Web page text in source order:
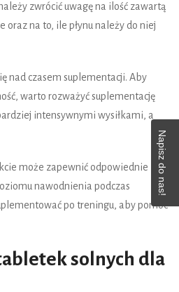
zwrócić uwagę na ilość zawartą
na to, ile płynu należy do niej
nad czasem suplementacji. Aby
warto rozważyć suplementację
intensywnymi wysiłkami, a
może zapewnić odpowiednie
nawodnienia podczas
po treningu, aby pomóc
solnych dla
Napisz do nas!